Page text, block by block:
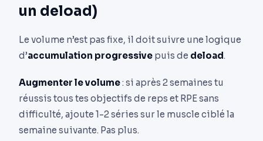
un deload)
Le volume n’est pas fixe, il doit suivre une logique
d’accumulation progressive puis de deload.
Augmenter le volume: si après 2 semaines tu
réussis tous tes objectifs de reps et RPE sans
difficulté, ajoute 1-2 séries sur le muscle ciblé la
semaine suivante. Pas plus.